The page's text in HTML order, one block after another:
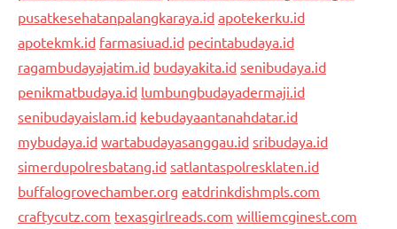
pusatkesehatanpalangkaraya.id apotekerku.id
apotekmk.id farmasiuad.id pecintabudaya.id
ragambudayajatim.id budayakita.id senibudaya.id
penikmatbudaya.id lumbungbudayadermaji.id
senibudayaislam.id kebudayaantanahdatar.id
mybudaya.id wartabudayasanggau.id sribudaya.id
simerdupolresbatang.id satlantaspolresklaten.id
buffalogrovechamber.org eatdrinkdishmpls.com
craftycutz.com texasgirlreads.com williemcginest.com